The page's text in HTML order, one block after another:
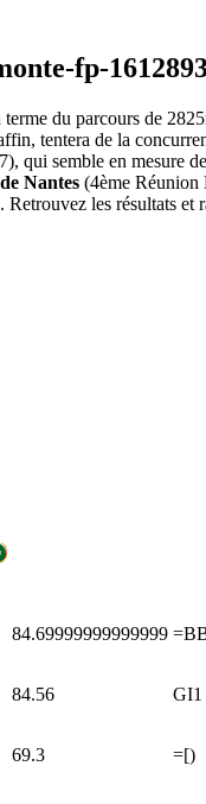
du parcours de
tentera de la
qui semble en mesure
Nantes (4ème
Retrouvez les résultats
84.69999999999999
84.56 GI1
69.3 =[)